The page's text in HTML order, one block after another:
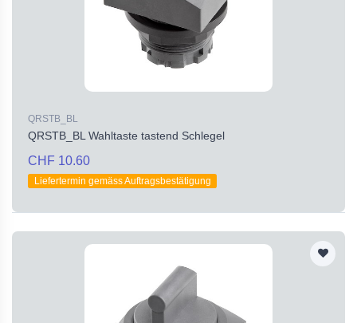
QRSTB_BL
QRSTB_BL Wahltaste tastend Schlegel
CHF 10.60
Liefertermin gemäss Auftragsbestätigung